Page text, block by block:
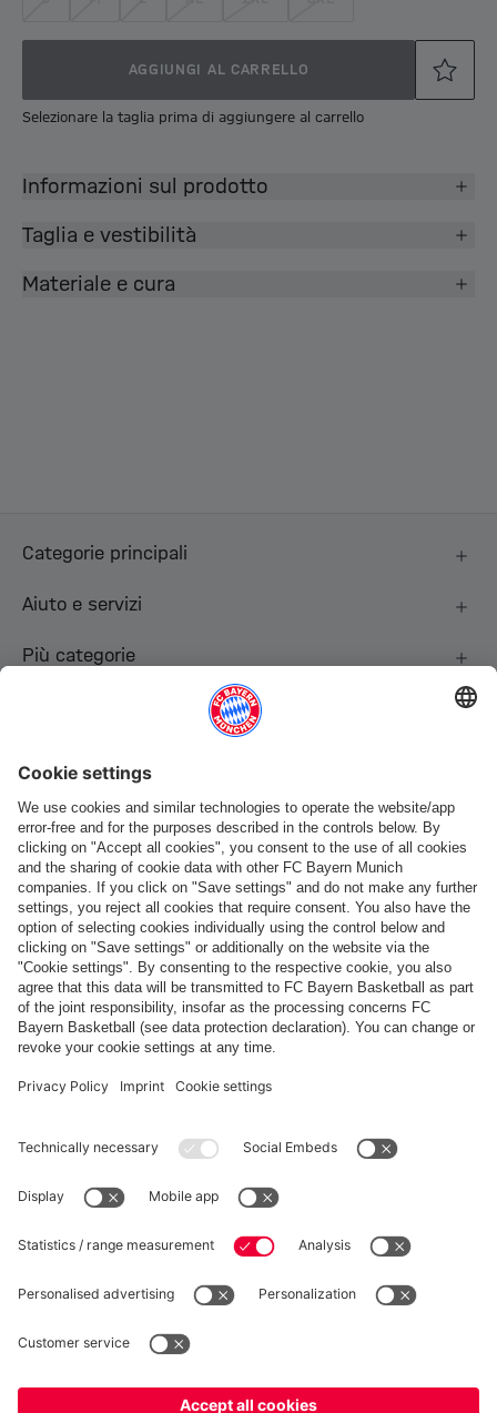
AGGIUNGI AL CARRELLO
Selezionare la taglia prima di aggiungere al carrello
Informazioni sul prodotto
Taglia e vestibilità
Materiale e cura
Categorie principali
Aiuto e servizi
Più categorie
Pagamento e consegna
FC Bayern Store App
RECESSO
Privacy
Impostazioni dei cookie
*Prezzi IVA inclusa e spese di spedizione escluse
Italianoper consegnare lì!